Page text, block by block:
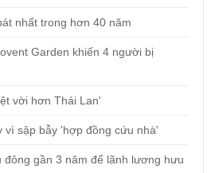
nhất trong hơn 40 năm
Garden khiến 4 người bị
vời hơn Thái Lan'
vì sập bẫy 'hợp đồng cứu nhà'
đông gần 3 năm để lãnh lương hưu